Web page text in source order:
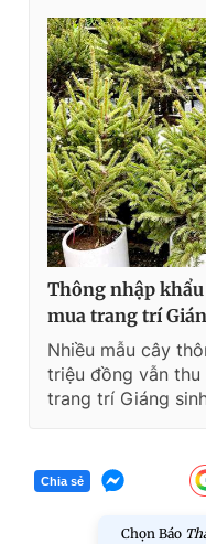
Thông nhập
mua trang trí
Nhiều mẫu cây
triệu đồng vẫn
trang trí Giáng
Chia sẻ
Chọn Báo